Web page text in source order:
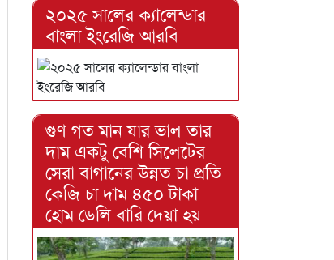
২০২৫ সালের ক্যালেন্ডার
বাংলা ইংরেজি আরবি
গুণ গত মান যার ভাল তার
দাম একটু বেশি সিলেটের
সেরা বাগানের উন্নত চা প্রতি
কেজি চা দাম ৪৫০ টাকা
হোম ডেলি বারি দেয়া হয়